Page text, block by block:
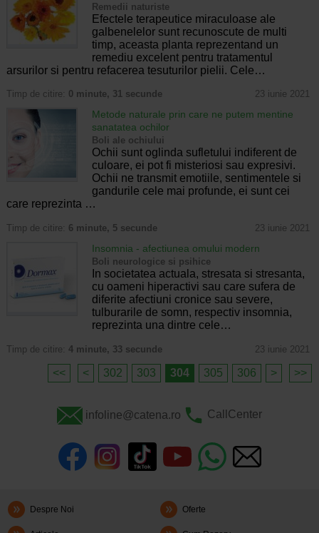
Remedii naturiste
Efectele terapeutice miraculoase ale
galbenelelor sunt recunoscute de multi
timp, aceasta planta reprezentand un
remediu excelent pentru tratamentul
arsurilor si pentru refacerea tesuturilor pielii. Cele…
Timp de citire: 0 minute, 31 secunde 23 iunie 2021
Metode naturale prin care ne putem mentine
sanatatea ochilor
Boli ale ochiului
Ochii sunt oglinda sufletului indiferent de
culoare, ei pot fi misteriosi sau expresivi.
Ochii ne transmit emotiile, sentimentele si
gandurile cele mai profunde, ei sunt cei
care reprezinta …
Timp de citire: 6 minute, 5 secunde 23 iunie 2021
Insomnia - afectiunea omului modern
Boli neurologice si psihice
In societatea actuala, stresata si stresanta,
cu oameni hiperactivi sau care sufera de
diferite afectiuni cronice sau severe,
tulburarile de somn, respectiv insomnia,
reprezinta una dintre cele…
Timp de citire: 4 minute, 33 secunde 23 iunie 2021
<< < 302 303 304 305 306 > >>
infoline@catena.ro CallCenter
Despre Noi Oferte